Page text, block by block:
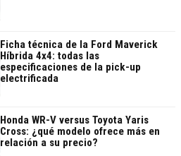
Ficha técnica de la Ford Maverick
Híbrida 4x4: todas las
especificaciones de la pick-up
electrificada
Honda WR-V versus Toyota Yaris
Cross: ¿qué modelo ofrece más en
relación a su precio?